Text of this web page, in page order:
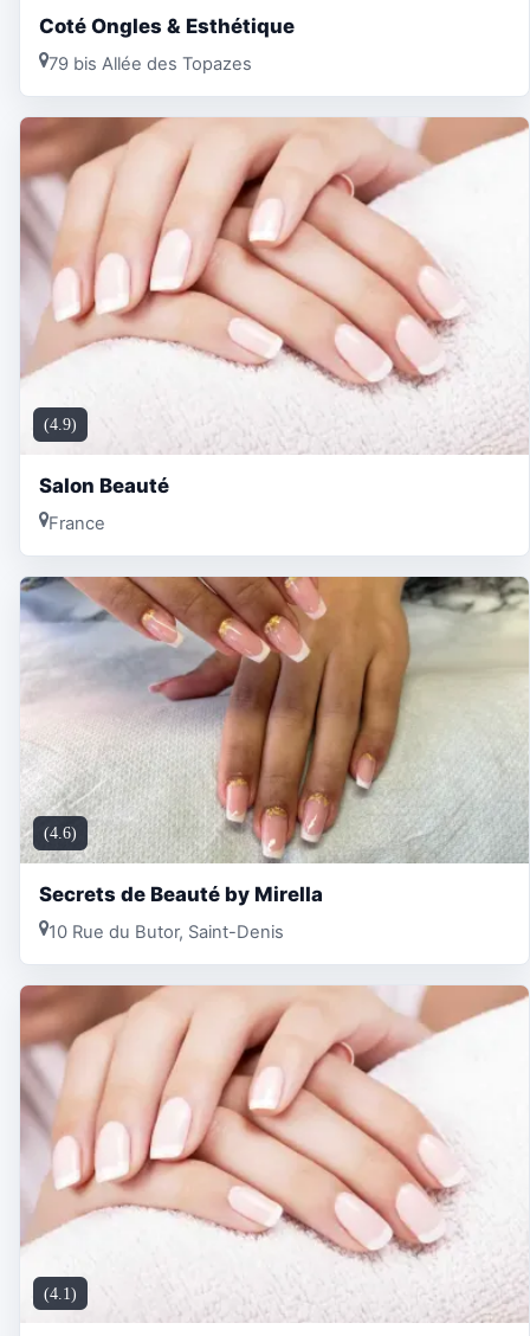
Coté Ongles & Esthétique
79 bis Allée des Topazes
(4.9)
Salon Beauté
France
(4.6)
Secrets de Beauté by Mirella
10 Rue du Butor, Saint-Denis
(4.1)